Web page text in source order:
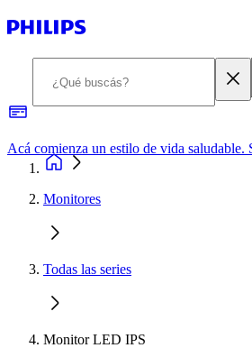
Monitores
Todas las series
Monitor LED IPS